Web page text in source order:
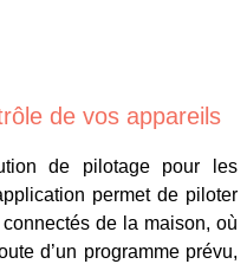
de vos appareils
de pilotage pour les
permet de piloter
de la maison, où
d’un programme prévu,